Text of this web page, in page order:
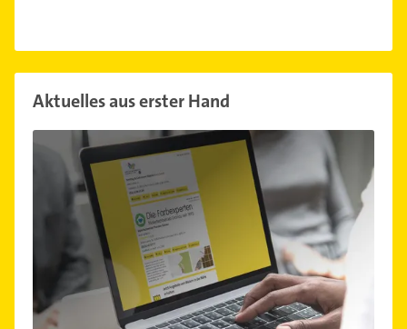
Aktuelles aus erster Hand